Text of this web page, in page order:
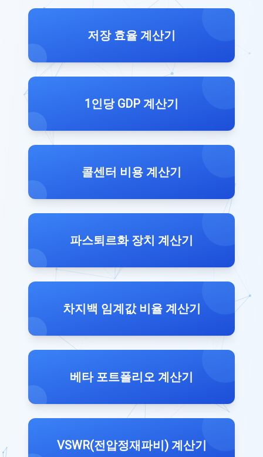
저장 효율 계산기
1인당 GDP 계산기
콜센터 비용 계산기
파스퇴르화 장치 계산기
차지백 임계값 비율 계산기
베타 포트폴리오 계산기
VSWR(전압정재파비) 계산기